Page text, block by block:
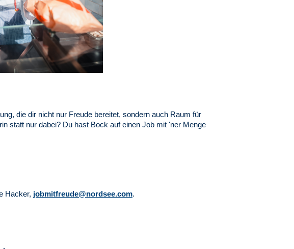
die dir nicht nur Freude bereitet, sondern auch Raum für
statt nur dabei? Du hast Bock auf einen Job mit 'ner Menge
Hacker, jobmitfreude@nordsee.com.